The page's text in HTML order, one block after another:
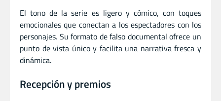
El tono de la serie es ligero y cómico, con toques
emocionales que conectan a los espectadores con los
personajes. Su formato de falso documental ofrece un
punto de vista único y facilita una narrativa fresca y
dinámica.
Recepción y premios